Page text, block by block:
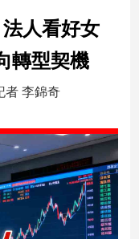
人看好女
轉型契機
者 李錦奇